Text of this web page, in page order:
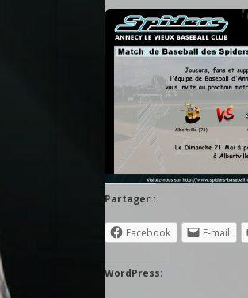
Partager :
Facebook E-mail
WordPress: